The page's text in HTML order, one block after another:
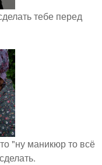
тебе перед
"ну маникюр то всё